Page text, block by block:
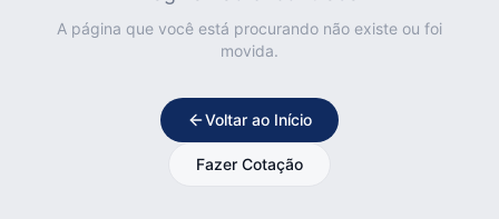
A página que você está procurando não existe ou foi
movida.
Voltar ao Início
Fazer Cotação